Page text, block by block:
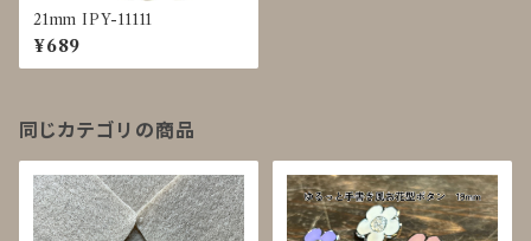
21mm IPY-11111
¥689
同じカテゴリの商品